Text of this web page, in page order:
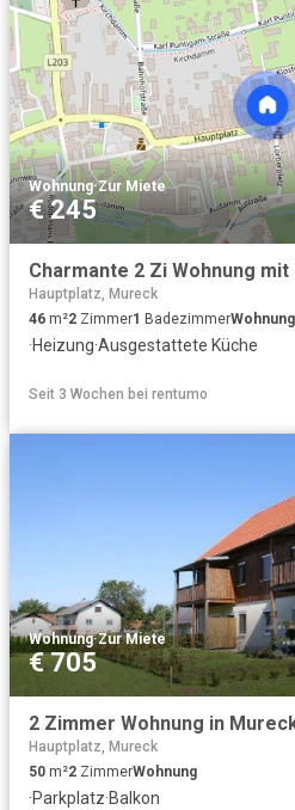
Wohnung·Zur Miete
€ 245
Hauptplatz, Mureck
46 m²2 Zimmer1 BadezimmerWohnung
·Heizung·Ausgestattete Küche
Seit 3 Wochen bei rentumo
Wohnung·Zur Miete
€ 705
2 Zimmer Wohnung in
Hauptplatz, Mureck
50 m²2 ZimmerWohnung
·Parkplatz·Balkon